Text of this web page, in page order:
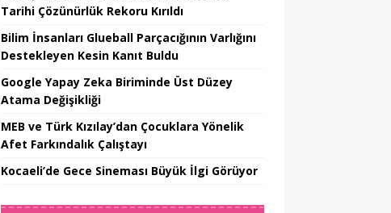
Tarihi Çözünürlük Rekoru Kırıldı
Bilim İnsanları Glueball Parçacığının Varlığını
Destekleyen Kesin Kanıt Buldu
Google Yapay Zeka Biriminde Üst Düzey
Atama Değişikliği
MEB ve Türk Kızılay’dan Çocuklara Yönelik
Afet Farkındalık Çalıştayı
Kocaeli’de Gece Sineması Büyük İlgi Görüyor